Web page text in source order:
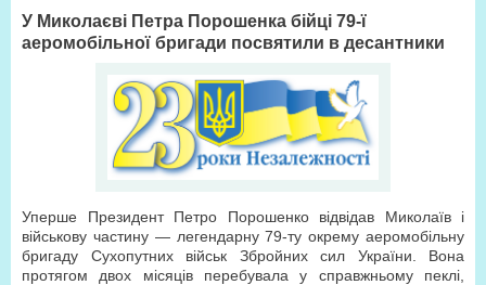
У Миколаєві Петра Порошенка бійці 79-ї
аеромобільної бригади посвятили в десантники
Уперше Президент Петро Порошенко відвідав Миколаїв і
військову частину — легендарну 79-ту окрему аеромобільну
бригаду Сухопутних військ Збройних сил України. Вона
протягом двох місяців перебувала у справжньому пеклі,